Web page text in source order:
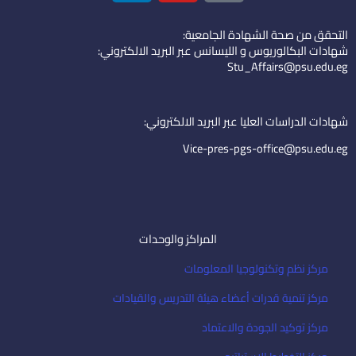
n
-
e
i
l
u
b
e
d
التحقق من صحة الشهادة الجامعية:
شهادات البكالوريوس و الليسانس عبر البريد الالكتروني:
Stu_Affairs@psu.edu.eg
شهادات الدراسات العليا عبر البريد الالكتروني:
Vice-pres-pgs-office@psu.edu.eg
المراكز والوحدات
مركز نظم وتكنولوجيا المعلومات
مركز تنمية قدرات أعضاء هيئة التدريس والقيادات
مركز توكيد الجودة والاعتماد